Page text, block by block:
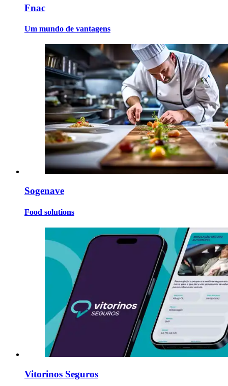
Fnac
Um mundo de vantagens
Sogenave
Food solutions
Vitorinos Seguros